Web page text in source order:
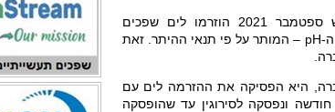
לפי המשרד להגנת הסביבה, בחודש ספטמבר 2021 הוזרמו לים שפכים
ה-pH – המותר על פי תנאי ההיתר. זאת
היא הפסיקה את ההזרמה לים עם
ונפסקה לסירוגין עד שהופסקה